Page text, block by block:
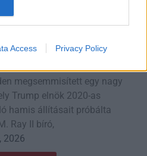
Access Privacy Policy
megsemmisített egy nagy
Trump elnök 2020-as
hamis állításait próbálta
Ray II bíró,
2026